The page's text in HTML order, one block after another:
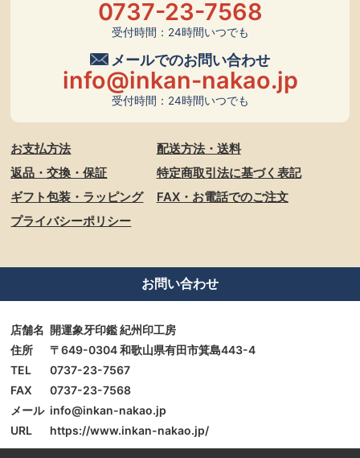
0737-23-7568
受付時間：24時間いつでも
メールでのお問い合わせ
info@inkan-nakao.jp
受付時間：24時間いつでも
お支払方法
配送方法・送料
返品・交換・保証
特定商取引法に基づく表記
ギフト包装・ラッピング
FAX・お電話でのご注文
プライバシーポリシー
お問い合わせ
店舗名 開運象牙印鑑 紀州印工房
住所
〒649-0304 和歌山県有田市箕島443-4
TEL
0737-23-7567
FAX
0737-23-7568
メール info@inkan-nakao.jp
URL
https://www.inkan-nakao.jp/